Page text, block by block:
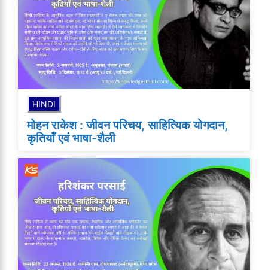
HINDI
मोहन राकेश : जीवन परिचय, साहित्यिक योगदान,
कृतियाँ एवं भाषा-शैली